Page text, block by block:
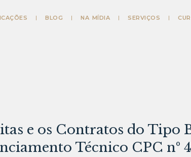
BLOG NA MÍDIA SERVIÇOS
e os Contratos do
Técnico CPC nº